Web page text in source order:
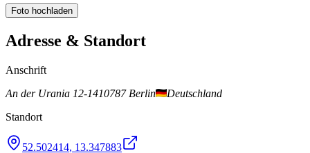
Foto hochladen
Adresse & Standort
Anschrift
An der Urania 12-1410787 Berlin
Deutschland
Standort
52.502414, 13.347883